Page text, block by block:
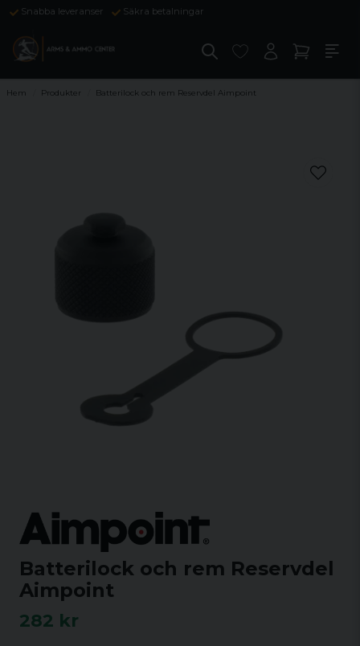
Snabba leveranser Säkra betalningar
Hem Produkter Batterilock och rem Reservdel Aimpoint
Batterilock och rem Reservdel
Aimpoint
282 kr